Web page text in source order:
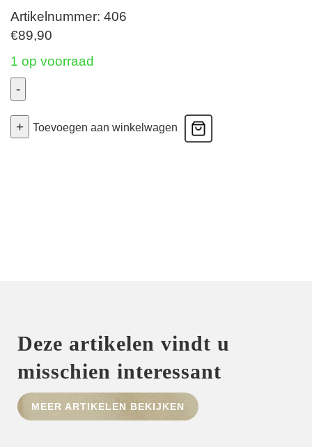
HOME
Artikelnummer: 406
€89,90
1 op voorraad
-
+ Toevoegen aan winkelwagen
Deze artikelen vindt u
misschien interessant
MEER ARTIKELEN BEKIJKEN